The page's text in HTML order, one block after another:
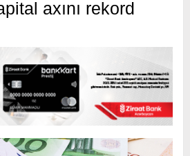
axını rekord